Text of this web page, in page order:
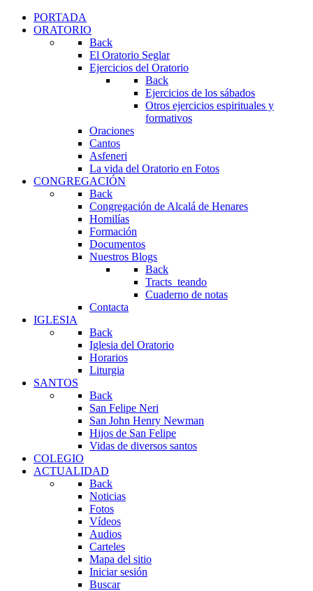
PORTADA
ORATORIO
Back
El Oratorio Seglar
Ejercicios del Oratorio
Back
Ejercicios de los sábados
Otros ejercicios espirituales y
formativos
Oraciones
Cantos
Asfeneri
La vida del Oratorio en Fotos
CONGREGACIÓN
Back
Congregación de Alcalá de Henares
Homilías
Formación
Documentos
Nuestros Blogs
Back
Tracts_teando
Cuaderno de notas
Contacta
IGLESIA
Back
Iglesia del Oratorio
Horarios
Liturgia
SANTOS
Back
San Felipe Neri
San John Henry Newman
Hijos de San Felipe
Vidas de diversos santos
COLEGIO
ACTUALIDAD
Back
Noticias
Fotos
Vídeos
Audios
Carteles
Mapa del sitio
Iniciar sesión
Buscar